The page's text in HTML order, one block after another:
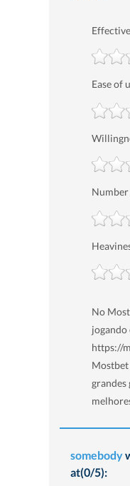
Ease of
No
https://
Mostbet
grandes
somebody
at(0/5):